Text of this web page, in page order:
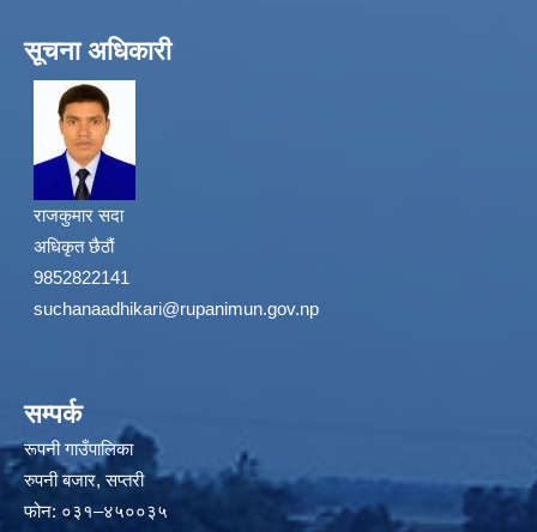
सूचना अधिकारी
राजकुमार सदा
अधिकृत छैठौं
9852822141
suchanaadhikari@rupanimun.gov.np
सम्पर्क
रूपनी गाउँपालिका
रुपनी बजार, सप्तरी
फोन: ०३१–४५००३५